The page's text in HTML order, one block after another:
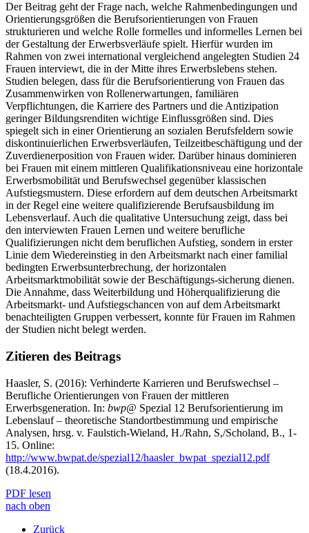
Der Beitrag geht der Frage nach, welche Rahmenbedingungen und
Orientierungsgrößen die Berufsorientierungen von Frauen
strukturieren und welche Rolle formelles und informelles Lernen bei
der Gestaltung der Erwerbsverläufe spielt. Hierfür wurden im
Rahmen von zwei international vergleichend angelegten Studien 24
Frauen interviewt, die in der Mitte ihres Erwerbslebens stehen.
Studien belegen, dass für die Berufsorientierung von Frauen das
Zusammenwirken von Rollenerwartungen, familiären
Verpflichtungen, die Karriere des Partners und die Antizipation
geringer Bildungsrenditen wichtige Einflussgrößen sind. Dies
spiegelt sich in einer Orientierung an sozialen Berufsfeldern sowie
diskontinuierlichen Erwerbsverläufen, Teilzeitbeschäftigung und der
Zuverdienerposition von Frauen wider. Darüber hinaus dominieren
bei Frauen mit einem mittleren Qualifikationsniveau eine horizontale
Erwerbsmobilität und Berufswechsel gegenüber klassischen
Aufstiegsmustern. Diese erfordern auf dem deutschen Arbeitsmarkt
in der Regel eine weitere qualifizierende Berufsausbildung im
Lebensverlauf. Auch die qualitative Untersuchung zeigt, dass bei
den interviewten Frauen Lernen und weitere berufliche
Qualifizierungen nicht dem beruflichen Aufstieg, sondern in erster
Linie dem Wiedereinstieg in den Arbeitsmarkt nach einer familial
bedingten Erwerbsunterbrechung, der horizontalen
Arbeitsmarktmobilität sowie der Beschäftigungs-sicherung dienen.
Die Annahme, dass Weiterbildung und Höherqualifizierung die
Arbeitsmarkt- und Aufstiegschancen von auf dem Arbeitsmarkt
benachteiligten Gruppen verbessert, konnte für Frauen im Rahmen
der Studien nicht belegt werden.
Zitieren des Beitrags
Haasler, S. (2016): Verhinderte Karrieren und Berufswechsel –
Berufliche Orientierungen von Frauen der mittleren
Erwerbsgeneration. In: bwp@ Spezial 12 Berufsorientierung im
Lebenslauf – theoretische Standortbestimmung und empirische
Analysen, hrsg. v. Faulstich-Wieland, H./Rahn, S,/Scholand, B., 1-
15. Online:
http://www.bwpat.de/spezial12/haasler_bwpat_spezial12.pdf
(18.4.2016).
PDF lesen
nach oben
Zurück